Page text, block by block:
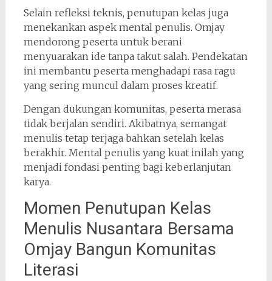
Selain refleksi teknis, penutupan kelas juga
menekankan aspek mental penulis. Omjay
mendorong peserta untuk berani
menyuarakan ide tanpa takut salah. Pendekatan
ini membantu peserta menghadapi rasa ragu
yang sering muncul dalam proses kreatif.
Dengan dukungan komunitas, peserta merasa
tidak berjalan sendiri. Akibatnya, semangat
menulis tetap terjaga bahkan setelah kelas
berakhir. Mental penulis yang kuat inilah yang
menjadi fondasi penting bagi keberlanjutan
karya.
Momen Penutupan Kelas
Menulis Nusantara Bersama
Omjay Bangun Komunitas
Literasi